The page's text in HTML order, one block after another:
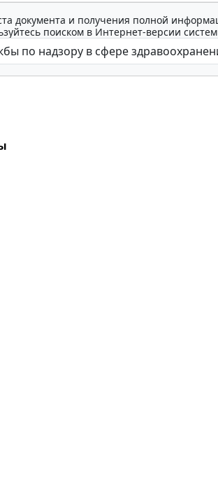
документа и получения полной
поиском в Интернет-версии